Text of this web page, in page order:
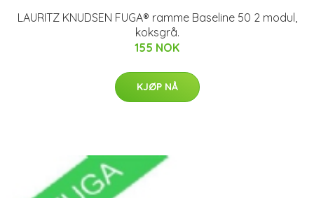
LAURITZ KNUDSEN FUGA® ramme Baseline 50 2 modul,
koksgrå.
155 NOK
KJØP NÅ